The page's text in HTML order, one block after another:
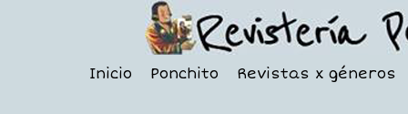
Inicio Ponchito Revistas x géneros